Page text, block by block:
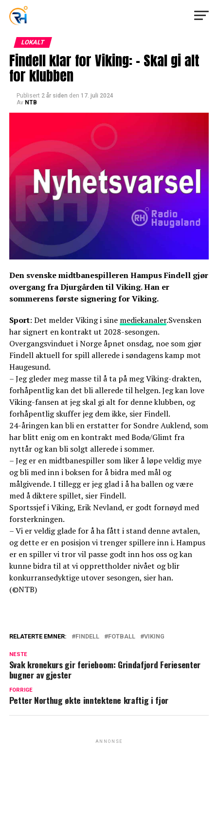
LOKALT
Findell klar for Viking: – Skal gi alt
for klubben
Publisert 2 år siden den 17. juli 2024
Av NTB
Den svenske midtbanespilleren Hampus Findell gjør
overgang fra Djurgården til Viking. Han er
sommerens første signering for Viking.
Sport: Det melder Viking i sine mediekanaler.Svensken
har signert en kontrakt ut 2028-sesongen.
Overgangsvinduet i Norge åpnet onsdag, noe som gjør
Findell aktuell for spill allerede i søndagens kamp mot
Haugesund.
– Jeg gleder meg masse til å ta på meg Viking-drakten,
forhåpentlig kan det bli allerede til helgen. Jeg kan love
Viking-fansen at jeg skal gi alt for denne klubben, og
forhåpentlig skuffer jeg dem ikke, sier Findell.
24-åringen kan bli en erstatter for Sondre Auklend, som
har blitt enig om en kontrakt med Bodø/Glimt fra
nyttår og kan bli solgt allerede i sommer.
– Jeg er en midtbanespiller som liker å løpe veldig mye
og bli med inn i boksen for å bidra med mål og
målgivende. I tillegg er jeg glad i å ha ballen og være
med å diktere spillet, sier Findell.
Sportssjef i Viking, Erik Nevland, er godt fornøyd med
forsterkningen.
– Vi er veldig glade for å ha fått i stand denne avtalen,
og dette er en posisjon vi trenger spillere inn i. Hampus
er en spiller vi tror vil passe godt inn hos oss og kan
kunne bidra til at vi opprettholder nivået og blir
konkurransedyktige utover sesongen, sier han.
(©NTB)
RELATERTE EMNER: FINDELL FOTBALL VIKING
NESTE
Svak kronekurs gir ferieboom: Grindafjord Feriesenter
bugner av gjester
FORRIGE
Petter Northug økte inntektene kraftig i fjor
ANNONSE